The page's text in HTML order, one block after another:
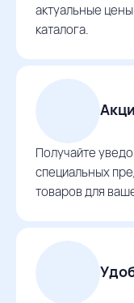
актуальные
каталога.
Получайте
специальных
товаров для